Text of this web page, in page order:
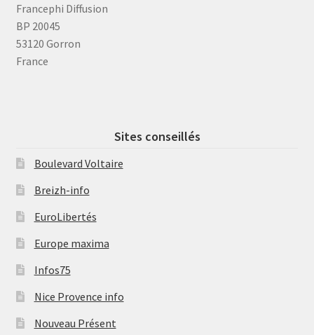
Francephi Diffusion
BP 20045
53120 Gorron
France
Sites conseillés
Boulevard Voltaire
Breizh-info
EuroLibertés
Europe maxima
Infos75
Nice Provence info
Nouveau Présent